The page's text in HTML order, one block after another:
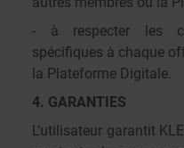
- à respecter les
spécifiques à chaque
la Plateforme Digitale.
4. GARANTIES
L’utilisateur garantit